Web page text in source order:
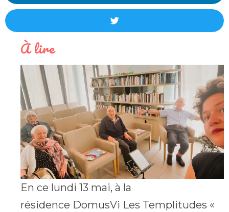
À lire
En ce lundi 13 mai, à la
résidence DomusVi Les Templitudes «